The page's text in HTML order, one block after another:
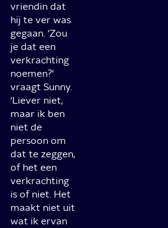
vriendin dat
hij te ver was
gegaan. ‘Zou
je dat een
verkrachting
noemen?’
vraagt Sunny.
‘Liever niet,
maar ik ben
niet de
persoon om
dat te zeggen,
of het een
verkrachting
is of niet. Het
maakt niet uit
wat ik ervan